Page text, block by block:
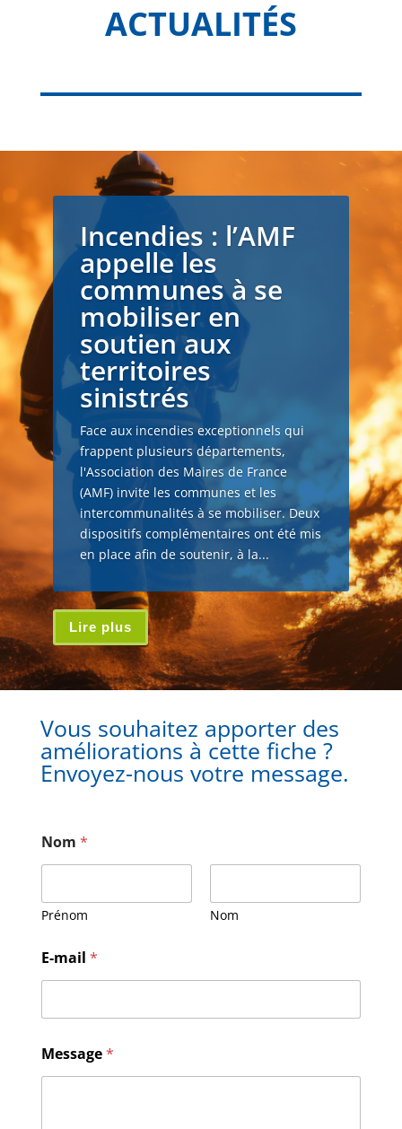
ACTUALITÉS
Incendies : l’AMF
appelle les
communes à se
mobiliser en
soutien aux
territoires
sinistrés
Face aux incendies exceptionnels qui
frappent plusieurs départements,
l'Association des Maires de France
(AMF) invite les communes et les
intercommunalités à se mobiliser. Deux
dispositifs complémentaires ont été mis
en place afin de soutenir, à la...
Lire plus
Vous souhaitez apporter des
améliorations à cette fiche ?
Envoyez-nous votre message.
Nom *
Prénom Nom
-
m
i
N
o
m
E-mail *
Message*